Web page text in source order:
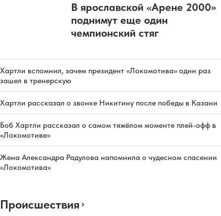
В ярославской «Арене 2000»
поднимут еще один
чемпионский стяг
Хартли вспомнил, зачем президент «Локомотива» один раз
зашел в тренерскую
Хартли рассказал о звонке Никитину после победы в Казани
Боб Хартли рассказал о самом тяжёлом моменте плей-офф в
«Локомотиве»
Жена Александра Радулова напомнила о чудесном спасении
«Локомотива»
Происшествия